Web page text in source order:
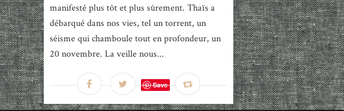
manifesté plus tôt et plus sûrement. Thaïs a
débarqué dans nos vies, tel un torrent, un
séisme qui chamboule tout en profondeur, un
20 novembre. La veille nous...
Save